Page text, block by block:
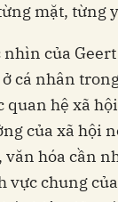
mặt, từng
nhìn của
cá nhân
quan hệ xã
của xã hội
văn hóa cần
vực chung